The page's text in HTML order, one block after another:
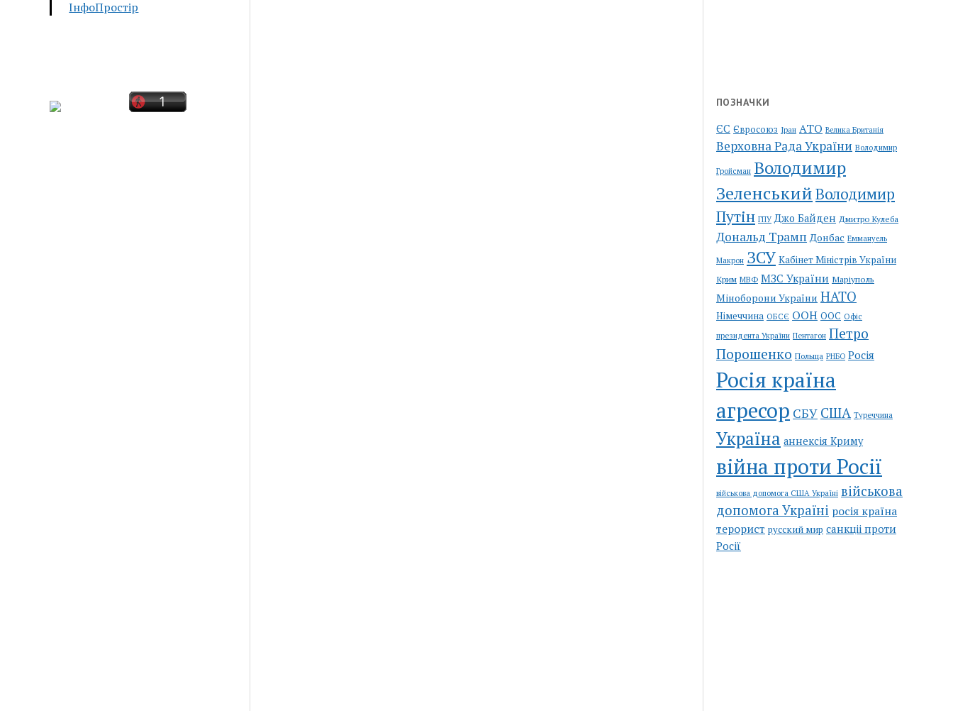
ІнфоПростір
ПОЗНАЧКИ
ЄС Євросоюз Іран АТО Велика Британія
Верховна Рада України Володимир
Гройсман Володимир
ЗеленськийВолодимир
Путін ГПУ Джо Байден Дмитро Кулеба
Дональд Трамп Донбас Еммануель
Макрон ЗСУ Кабінет Міністрів України
Крим МВФ МЗС України Маріуполь
Міноборони України НАТО
Німеччина ОБСЄ ООН ООС Офіс
президента України Пентагон Петро
Порошенко Польща РНБО Росія
Росія країна
агресор СБУ США Туреччина
Україна аннексія Криму
війна проти Росії
військова допомога США Україні військова
допомога Україні росія країна
терорист русский мир санкціі проти
Росії